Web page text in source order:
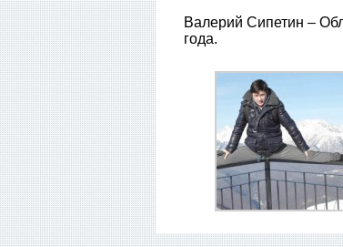
Валерий Сипетин –
года.